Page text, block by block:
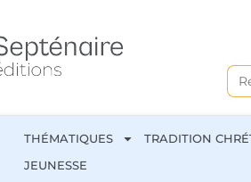
for:
THÉMATIQUES TRADITION
JEUNESSE